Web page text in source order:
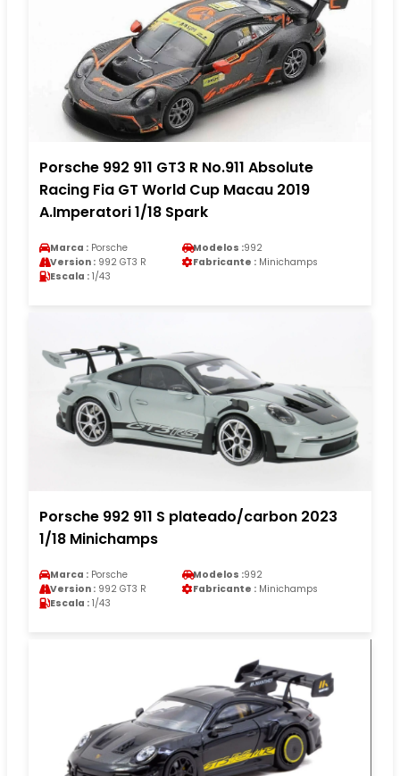
Porsche 992 911 GT3 R No.911 Absolute
Racing Fia GT World Cup Macau 2019
A.Imperatori 1/18 Spark
Marca : Porsche Modelos :992
Version : 992 GT3 R Fabricante : Minichamps
Escala : 1/43
Porsche 992 911 S plateado/carbon 2023
1/18 Minichamps
Marca : Porsche Modelos :992
Version : 992 GT3 R Fabricante : Minichamps
Escala : 1/43